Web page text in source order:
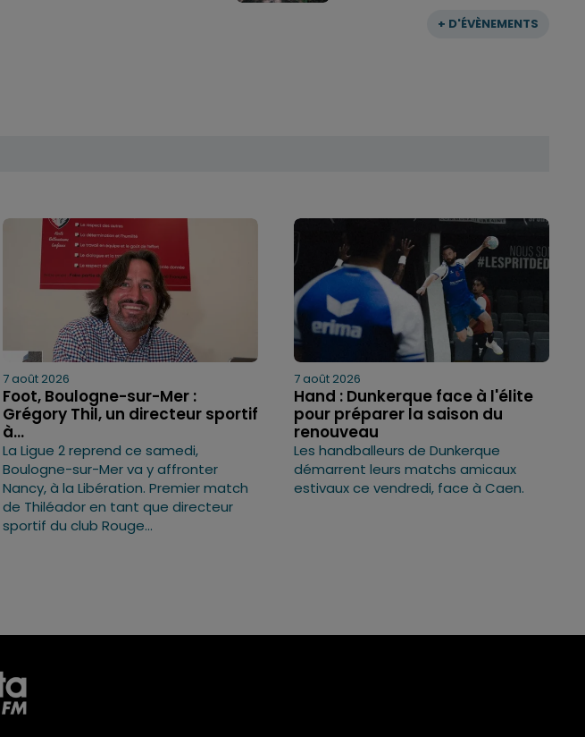
+ D'ÉVÈNEMENTS
7 août 2026
Foot, Boulogne-sur-Mer :
Grégory Thil, un directeur sportif
à...
La Ligue 2 reprend ce samedi,
Boulogne-sur-Mer va y affronter
Nancy, à la Libération. Premier match
de Thiléador en tant que directeur
sportif du club Rouge...
7 août 2026
Hand : Dunkerque face à l'élite
pour préparer la saison du
renouveau
Les handballeurs de Dunkerque
démarrent leurs matchs amicaux
estivaux ce vendredi, face à Caen.